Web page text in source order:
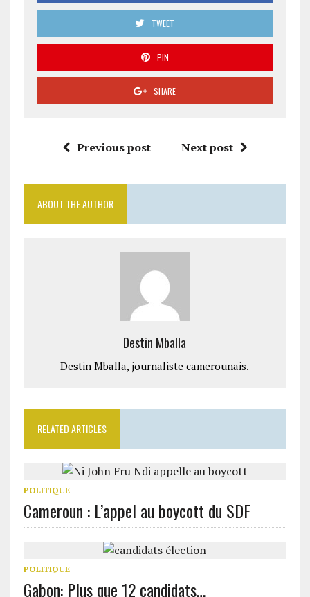
TWEET
PIN
SHARE
Previous post Next post
ABOUT THE AUTHOR
Destin Mballa
Destin Mballa, journaliste camerounais.
RELATED ARTICLES
POLITIQUE
Cameroun : L’appel au boycott du SDF
POLITIQUE
Gabon: Plus que 12 candidats…